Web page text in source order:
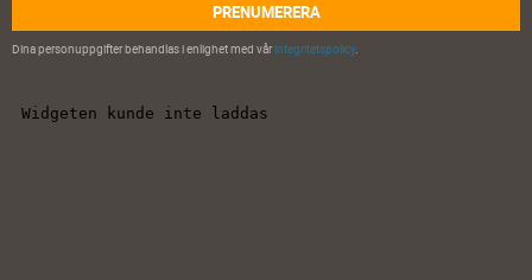
PRENUMERERA
Dina personuppgifter behandlas i enlighet med vårintegritetspolicy.